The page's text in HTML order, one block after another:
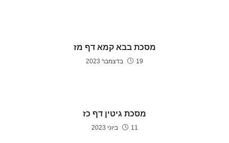
מסכת בבא קמא דף מז
19 בדצמבר 2023
מסכת גיטין דף כז
11 ביוני 2023